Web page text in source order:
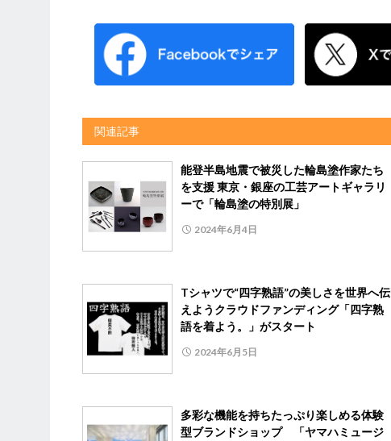
関連記事
能登半島地震で被災した輪島塗作家たち
を支援 東京・銀座の工芸アートギャラリ
ーで「輪島塗の特別展」
2024年6月4日
Tシャツで“四字熟語”の美しさを世界へ伝
えようクラウドファンディング「四字熟
語を着よう。」がスタート
2024年6月5日
多彩な機能を持ちたっぷり楽しめる体験
型ブランドショップ 「ヤマハミュージ